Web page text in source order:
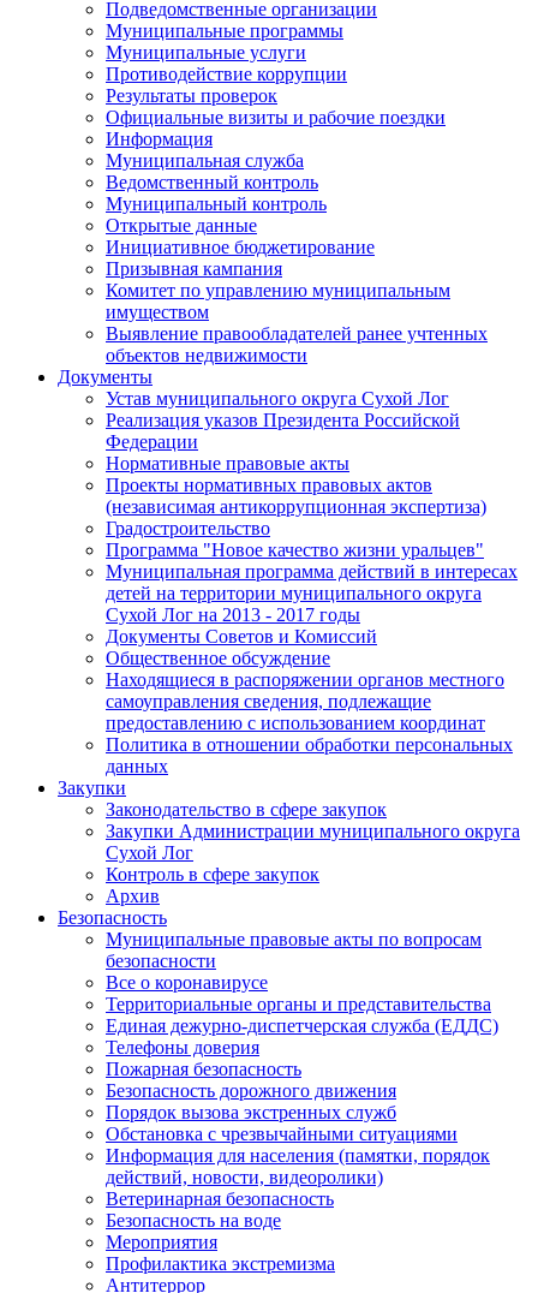
Подведомственные организации
Муниципальные программы
Муниципальные услуги
Противодействие коррупции
Результаты проверок
Официальные визиты и рабочие поездки
Информация
Муниципальная служба
Ведомственный контроль
Муниципальный контроль
Открытые данные
Инициативное бюджетирование
Призывная кампания
Комитет по управлению муниципальным
имуществом
Выявление правообладателей ранее учтенных
объектов недвижимости
Документы
Устав муниципального округа Сухой Лог
Реализация указов Президента Российской
Федерации
Нормативные правовые акты
Проекты нормативных правовых актов
(независимая антикоррупционная экспертиза)
Градостроительство
Программа "Новое качество жизни уральцев"
Муниципальная программа действий в интересах
детей на территории муниципального округа
Сухой Лог на 2013 - 2017 годы
Документы Советов и Комиссий
Общественное обсуждение
Находящиеся в распоряжении органов местного
самоуправления сведения, подлежащие
предоставлению с использованием координат
Политика в отношении обработки персональных
данных
Закупки
Законодательство в сфере закупок
Закупки Администрации муниципального округа
Сухой Лог
Контроль в сфере закупок
Архив
Безопасность
Муниципальные правовые акты по вопросам
безопасности
Все о коронавирусе
Территориальные органы и представительства
Единая дежурно-диспетчерская служба (ЕДДС)
Телефоны доверия
Пожарная безопасность
Безопасность дорожного движения
Порядок вызова экстренных служб
Обстановка с чрезвычайными ситуациями
Информация для населения (памятки, порядок
действий, новости, видеоролики)
Ветеринарная безопасность
Безопасность на воде
Мероприятия
Профилактика экстремизма
Антитеррор